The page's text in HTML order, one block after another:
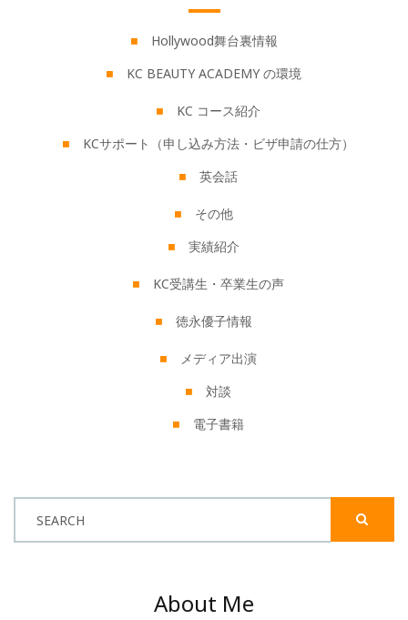
Hollywood舞台裏情報
KC BEAUTY ACADEMY の環境
KC コース紹介
KCサポート（申し込み方法・ビザ申請の仕方）
英会話
その他
実績紹介
KC受講生・卒業生の声
徳永優子情報
メディア出演
対談
電子書籍
SEARCH
About Me